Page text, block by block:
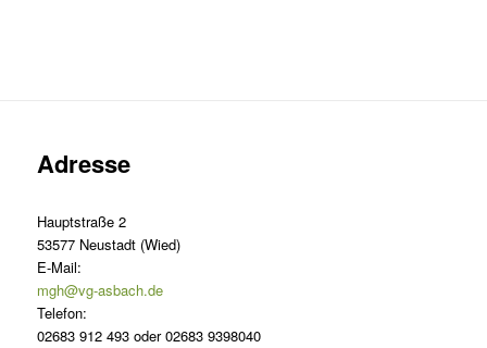
Adresse
Hauptstraße 2
53577 Neustadt (Wied)
E-Mail:
mgh@vg-asbach.de
Telefon:
02683 912 493 oder 02683 9398040